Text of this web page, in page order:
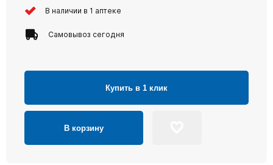
В наличии в 1 аптеке
Самовывоз сегодня
Купить в 1 клик
В корзину